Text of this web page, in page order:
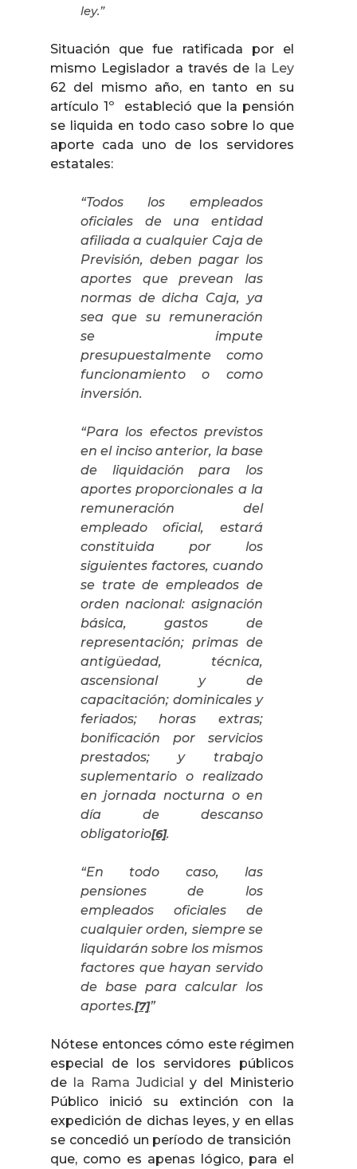
ley.”
Situación que fue ratificada por el
mismo Legislador a través de la Ley
62 del mismo año, en tanto en su
artículo 1º
estableció que la pensión
se liquida en todo caso sobre lo que
aporte cada uno de los servidores
estatales:
“Todos los empleados
oficiales de una entidad
afiliada a cualquier Caja de
Previsión, deben pagar los
aportes que prevean las
normas de dicha Caja, ya
sea que su remuneración
se impute
presupuestalmente como
funcionamiento o como
inversión.
“Para los efectos previstos
en el inciso anterior, la base
de liquidación para los
aportes proporcionales a la
remuneración del
empleado oficial, estará
constituida por los
siguientes factores, cuando
se trate de empleados de
orden nacional: asignación
básica, gastos de
representación; primas de
antigüedad, técnica,
ascensional y de
capacitación; dominicales y
feriados; horas extras;
bonificación por servicios
prestados; y trabajo
suplementario o realizado
en jornada nocturna o en
día de descanso
obligatorio[6].
“En todo caso, las
pensiones de los
empleados oficiales de
cualquier orden, siempre se
liquidarán sobre los mismos
factores que hayan servido
de base para calcular los
aportes.[7]”
Nótese entonces cómo este régimen
especial de los servidores públicos
de la Rama Judicial y del Ministerio
Público inició su extinción con la
expedición de dichas leyes, y en ellas
se concedió un período de transición
que, como es apenas lógico, para el